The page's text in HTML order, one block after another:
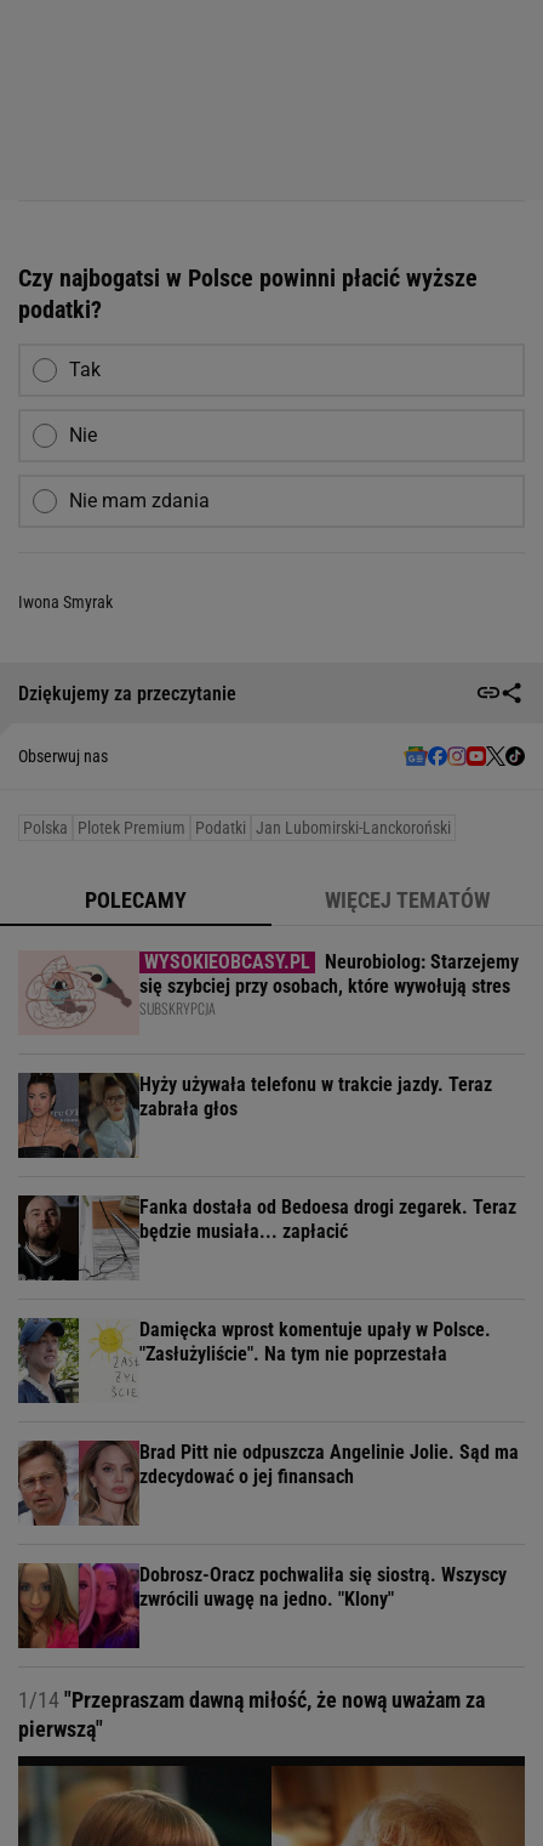
Czy najbogatsi w Polsce powinni płacić wyższe
podatki?
Tak
Nie
Nie mam zdania
Iwona Smyrak
Dziękujemy za przeczytanie
Obserwuj nas
Polska Plotek Premium Podatki Jan Lubomirski-Lanckoroński
POLECAMY WIĘCEJ TEMATÓW
Neurobiolog: Starzejemy
się szybciej przy osobach, które wywołują stres
SUBSKRYPCJA
Hyży używała telefonu w trakcie jazdy. Teraz
zabrała głos
Fanka dostała od Bedoesa drogi zegarek. Teraz
będzie musiała... zapłacić
Damięcka wprost komentuje upały w Polsce.
"Zasłużyliście". Na tym nie poprzestała
Brad Pitt nie odpuszcza Angelinie Jolie. Sąd ma
zdecydować o jej finansach
Dobrosz-Oracz pochwaliła się siostrą. Wszyscy
zwrócili uwagę na jedno. "Klony"
1/14"Przepraszam dawną miłość, że nową uważam za
pierwszą"